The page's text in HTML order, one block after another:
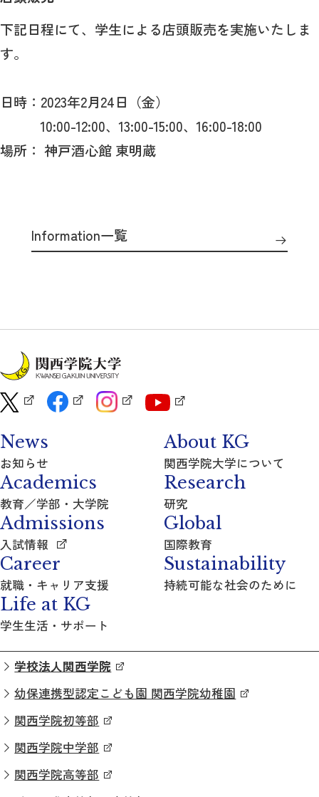
下記日程にて、学生による店頭販売を実施いたしま
す。
日時：2023年2月24日（金）
10:00-12:00、13:00-15:00、16:00-18:00
場所： 神戸酒心館 東明蔵
Information一覧
News
お知らせ
About KG
関西学院大学について
Academics
教育／学部・大学院
Research
研究
Admissions
入試情報
Global
国際教育
Career
就職・キャリア支援
Sustainability
持続可能な社会のために
Life at KG
学生生活・サポート
学校法人関西学院
幼保連携型認定こども園 関西学院幼稚園
関西学院初等部
関西学院中学部
関西学院高等部